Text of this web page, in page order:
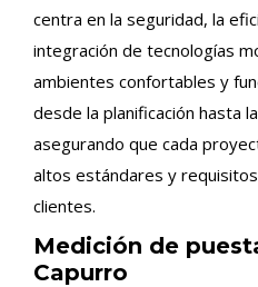
centra en la seguridad, la
integración de tecnologías
ambientes confortables y
desde la planificación hasta
asegurando que cada
altos estándares y
clientes.
Medición de
Capurro